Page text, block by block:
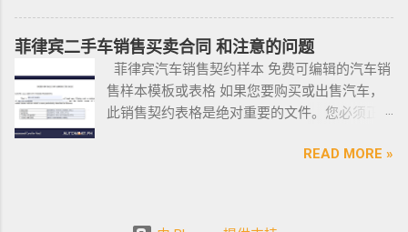
民，他
们只能
在 3 月
断提升客户体验，推动菲律宾行业的进步，让
房产交易变得更加轻松和愉悦！ ●我们珍惜每一
位客户的托付，客户的信赖是我们最大的动
力。 任何关于菲律宾房产买卖 交易 相关的问题
欢迎咨询 我们 Telegram 电报 @VBW777 但随
复，预计今年供应将再次强劲增长。事实上，
印尼办
理印尼
签证？
出发前
Compliance SERVICE PHILIPPINES Permits and Licenses
SERVICE PHILIPPINES Labor Consulting SERVICE PHILIPPINES
Setting-Up a Representative Office SERVICE PHILIPPINES
Forming a Corporation service PHILIPPINES Visa and
Immigration Service PHILIPPINES Sole Proprietorship Busin...
律宾有
游学经
验的小
编，我
方面还
菲律宾二手车销售买卖合同 和注意的问题
菲律宾汽车销售契约样本 免费可编辑的汽车销
售样本模板或表格 如果您要购买或出售汽车，
此销售契约表格是绝对重要的文件。您必须正
可以为您将来节省大量工作和头痛。这是一个
这在菲律宾可用且有效。 链接到销售契约
READ MORE »